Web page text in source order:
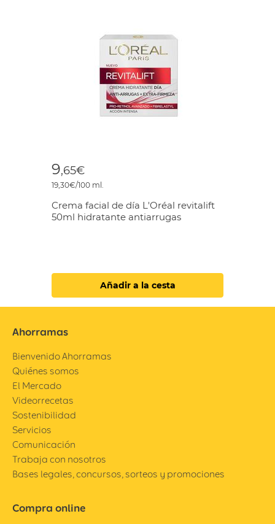
9,65€
19,30€/100 ml.
Crema facial de día L'Oréal revitalift
50ml hidratante antiarrugas
Añadir a la cesta
Ahorramas
Bienvenido Ahorramas
Quiénes somos
El Mercado
Videorrecetas
Sostenibilidad
Servicios
Comunicación
Trabaja con nosotros
Bases legales, concursos, sorteos y promociones
Compra online